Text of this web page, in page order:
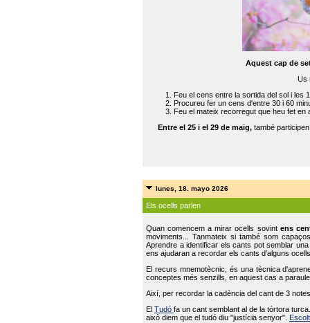
Aquest cap de
Us
Feu el cens entre la sortida del sol i les
Procureu fer un cens d'entre 30 i 60
Feu el mateix recorregut que heu fet en
Entre el 25 i el 29 de maig, també
lunes, 18. mayo 2026
Els ocells parlen
Quan comencem a mirar ocells sovint ens
moviments... Tanmateix si també som
Aprendre a identificar els cants pot semblar
ens ajudaran a recordar els cants d’alguns
El recurs mnemotècnic, és una tècnica
conceptes més senzills, en aquest cas a
Així, per recordar la cadència del cant de 3
ElTudófa un cant semblant al de la tórtora
això diem que el tudó diu "justícia senyor".